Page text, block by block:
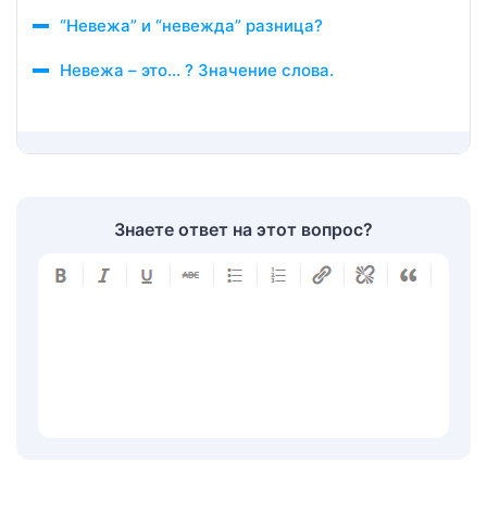
“Невежа” и “невежда” разница?
Невежа – это… ? Значение слова.
Знаете ответ на этот вопрос?